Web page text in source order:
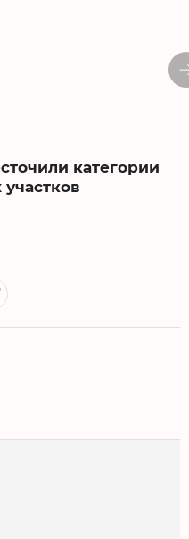
категории